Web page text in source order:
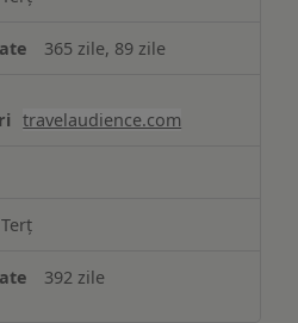
365 zile, 89 zile
travelaudience.com
Terț
392 zile